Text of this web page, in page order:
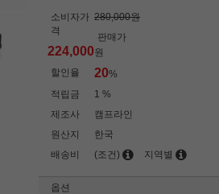
소비자가
격
280,000원
판매가
224,000원
할인율
20%
적립금
1 %
제조사
캠프라인
원산지
한국
배송비
(조건) 지역별
옵션